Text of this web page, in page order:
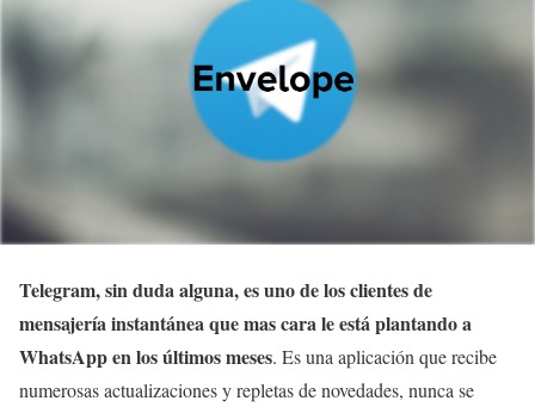
Telegram, sin duda alguna, es uno de los clientes de
mensajería instantánea que mas cara le está plantando a
WhatsApp en los últimos meses. Es una aplicación que recibe
numerosas actualizaciones y repletas de novedades, nunca se